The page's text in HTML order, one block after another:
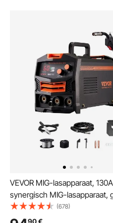
VEVOR MIG-lasapparaat, 130A
synergisch MIG-lasapparaat,
gevulde draadlasapparaat,
MIG-lasapparaat met IGBT-
(678)
90€